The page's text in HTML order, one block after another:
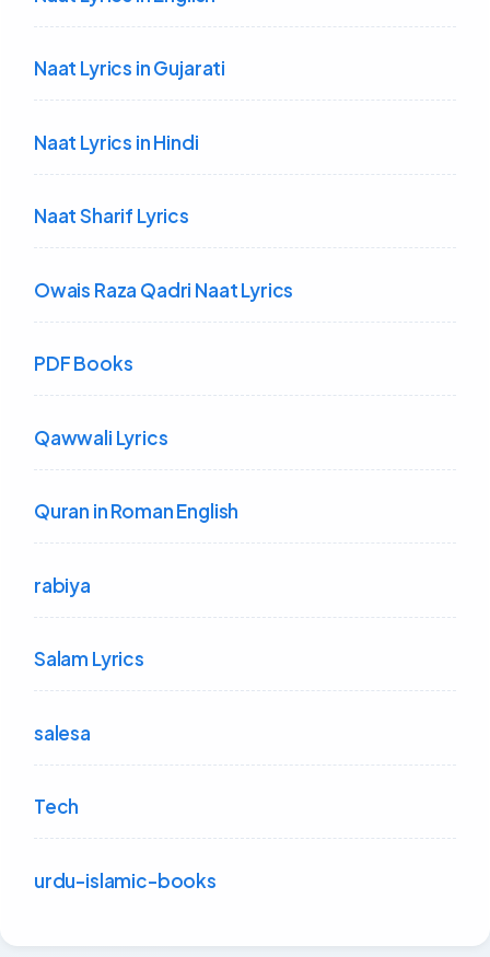
Naat Lyrics in Gujarati
Naat Lyrics in Hindi
Naat Sharif Lyrics
Owais Raza Qadri Naat Lyrics
PDF Books
Qawwali Lyrics
Quran in Roman English
rabiya
Salam Lyrics
salesa
Tech
urdu-islamic-books